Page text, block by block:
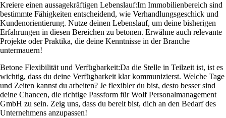
Kreiere einen aussagekräftigen Lebenslauf:Im Immobilienbereich sind
bestimmte Fähigkeiten entscheidend, wie Verhandlungsgeschick und
Kundenorientierung. Nutze deinen Lebenslauf, um deine bisherigen
Erfahrungen in diesen Bereichen zu betonen. Erwähne auch relevante
Projekte oder Praktika, die deine Kenntnisse in der Branche
untermauern!
Betone Flexibilität und Verfügbarkeit:Da die Stelle in Teilzeit ist, ist es
wichtig, dass du deine Verfügbarkeit klar kommunizierst. Welche Tage
und Zeiten kannst du arbeiten? Je flexibler du bist, desto besser sind
deine Chancen, die richtige Passform für Wolf Personalmanagement
GmbH zu sein. Zeig uns, dass du bereit bist, dich an den Bedarf des
Unternehmens anzupassen!